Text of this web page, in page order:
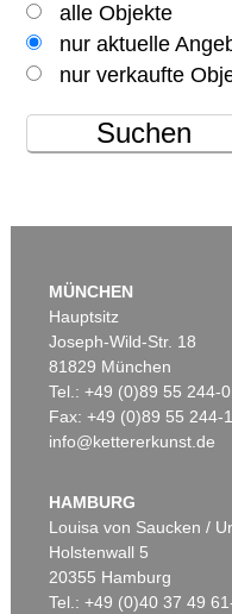
alle Objekte
nur aktuelle
nur verkaufte
Suchen
MÜNCHEN
Hauptsitz
Joseph-Wild-Str. 18
81829 München
Tel.: +49 (0)89 55 244-0
Fax: +49 (0)89 55 244-
info@kettererkunst.de
HAMBURG
Louisa von Saucken /
Holstenwall 5
20355 Hamburg
Tel.: +49 (0)40 37 49